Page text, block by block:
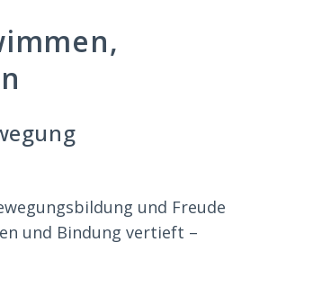
und Freude
und Bindung vertieft –